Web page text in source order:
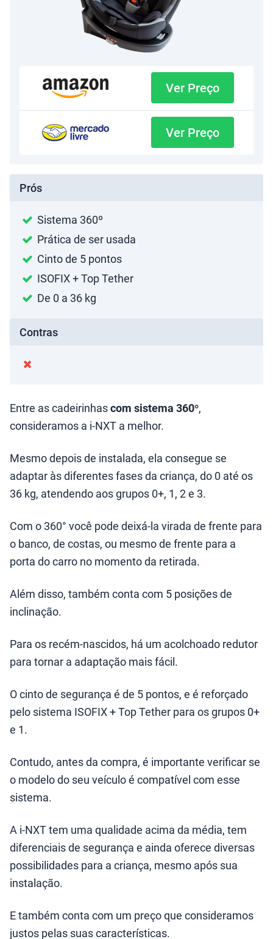
Ver Preço
Ver Preço
Prós
Sistema 360º
Prática de ser usada
Cinto de 5 pontos
ISOFIX + Top Tether
De 0 a 36 kg
Contras
Entre as cadeirinhascom sistema 360°,
consideramos a i-NXT a melhor.
Mesmo depois de instalada, ela consegue se
adaptar às diferentes fases da criança, do 0 até os
36 kg, atendendo aos grupos 0+, 1, 2 e 3.
Com o 360° você pode deixá-la virada de frente para
o banco, de costas, ou mesmo de frente para a
porta do carro no momento da retirada.
Além disso, também conta com 5 posições de
inclinação.
Para os recém-nascidos, há um acolchoado redutor
para tornar a adaptação mais fácil.
O cinto de segurança é de 5 pontos, e é reforçado
pelo sistema ISOFIX + Top Tether para os grupos 0+
e 1.
Contudo, antes da compra, é importante verificar se
o modelo do seu veículo é compatível com esse
sistema.
A i-NXT tem uma qualidade acima da média, tem
diferenciais de segurança e ainda oferece diversas
possibilidades para a criança, mesmo após sua
instalação.
E também conta com um preço que consideramos
justos pelas suas características.